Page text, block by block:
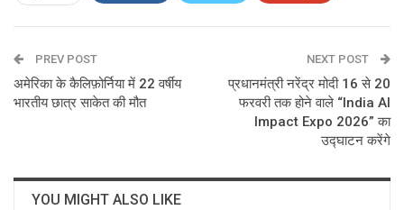
Email
PREV POST
अमेरिका के कैलिफ़ोर्निया में 22 वर्षीय
भारतीय छात्र साकेत की मौत
NEXT POST
प्रधानमंत्री नरेंद्र मोदी 16 से 20
फरवरी तक होने वाले “India AI
Impact Expo 2026” का
उद्घाटन करेंगे
YOU MIGHT ALSO LIKE